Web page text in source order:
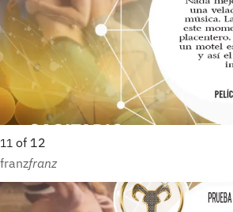
11 of 12
franzfranz